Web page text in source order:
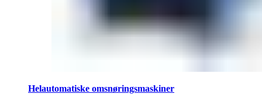
Helautomatiske omsnøringsmaskiner